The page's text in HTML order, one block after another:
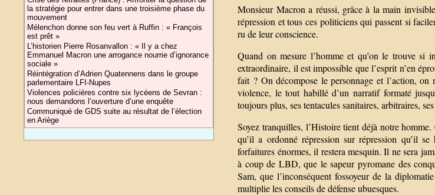
la stratégie pour entrer dans une troisième phase du
mouvement
Mélenchon donne son feu vert à Ruffin : « François
est prêt »
L’historien Pierre Rosanvallon : « Il y a chez
Emmanuel Macron une arrogance nourrie d’ignorance
sociale »
Réintégration d’Adrien Quatennens dans le groupe
parlementaire LFI-Nupes
Violences policières contre six lycéens de Sevran :
nous demandons l’ouverture d’une enquête
Communiqué de GDS suite au résultat de l’élection
en Ariège
Monsieur Macron a réussi, grâce à la main
répression et tous ces politiciens qui passent si
ru de leur conscience.
Quand on mesure l’homme et qu’on le trouve si
extraordinaire, il est impossible que l’esprit n’en
fait ? On décompose le personnage et l’action,
violence, le tout habillé d’un narratif formaté
toujours plus, ses tentacules sanitaires, arbitraires,
Soyez tranquilles, l’Histoire tient déjà notre homme.
qu’il a ordonné répression sur répression qu’il
forfaitures énormes, il restera mesquin. Il ne sera
à coup de LBD, que le sapeur pyromane des
Sam, que l’inconséquent fossoyeur de la
multiplie les conseils de défense ubuesques.